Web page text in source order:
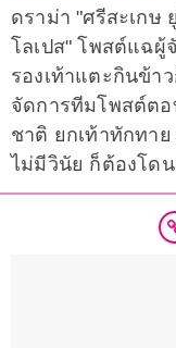
ดราม่า "ศรีสะเกษ
โลเปส" โพสต์แฉ
รองเท้าแตะกินข้า
จัดการทีมโพสต์ตอ
ชาติ ยกเท้าทักทา
ไม่มีวินัย ก็ต้องโด